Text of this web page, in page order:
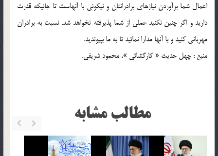
اعمال شما برآوردن نيازهاى برادرانتان و نيكوئى با آنهاست تا جائيكه قدرت
داريد و اگر چنين نكنيد عملى از شما پذيرفته نخواهد شد. نسبت به برادران
مهربانى كنيد و با آنها مدارا نمائيد تا به ما بپيونديد.
منبع : چهل حديث « کارگشائی »، محمود شريفى‏.
مطالب مشابه